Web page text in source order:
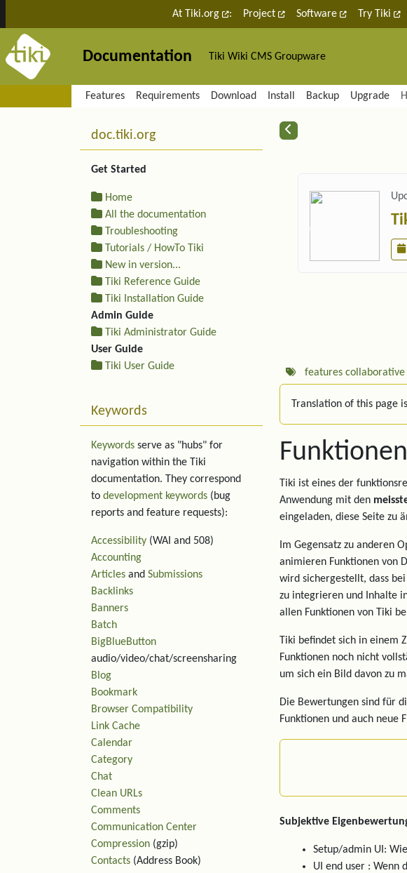
Site identity, navigation, etc.
At Tiki.org : Project Software Try Tiki
Documentation Tiki Wiki CMS Groupware
Navigation and related functionality
Features Requirements Download Install Backup Upgrade
Related
features collaborative
Translation of this page
Funktionen
Tiki ist eines der
Anwendung mit den
eingeladen, diese Seite zu
Im Gegensatz zu anderen
animieren Funktionen von
wird sichergestellt, dass
zu integrieren und Inhalte
allen Funktionen von Tiki
Tiki befindet sich in einem
Funktionen noch nicht
um sich ein Bild davon zu
Die Bewertungen sind für
Funktionen und auch neue
Subjektive
Setup/admin UI:
UI end user : Wenn
More content and functionality (left
doc.tiki.org
Get Started
Home
All the documentation
Troubleshooting
Tutorials / HowTo Tiki
New in version...
Tiki Reference Guide
Tiki Installation Guide
Admin Guide
Tiki Administrator Guide
User Guide
Tiki User Guide
Keywords
Keywords serve as "hubs" for
navigation within the Tiki
documentation. They correspond
to development keywords (bug
reports and feature requests):
Accessibility (WAI and 508)
Accounting
Articles and Submissions
Backlinks
Banners
Batch
BigBlueButton
audio/video/chat/screensharing
Blog
Bookmark
Browser Compatibility
Link Cache
Calendar
Category
Chat
Clean URLs
Comments
Communication Center
Compression (gzip)
Contacts (Address Book)